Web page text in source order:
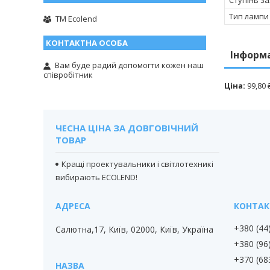
Тип лампи
Ціна: 99,80
TM Ecolend
Вам буде радий допомогти кожен наш
співробітник
ЧЕСНА ЦІНА ЗА ДОВГОВІЧНИЙ
ТОВАР
Кращі проектувальники і світлотехникі
вибирають ECOLEND!
Салютна,17, Київ, 02000, Київ, Україна
+380
+380
+370